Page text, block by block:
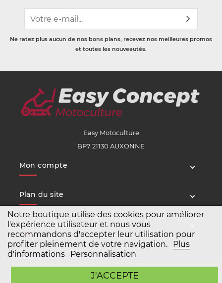
Notre boutique utilise des cookies pour améliorer
l'expérience utilisateur et nous vous
recommandons d'accepter leur utilisation pour
profiter pleinement de votre navigation.
Plus
d'informations
Personnalisation
J'ACCEPTE
Ne ratez plus aucun de nos bons plans, recevez nos meilleures promos
et toutes les nouveautés.
Easy Motoculture
BP7 21130 AUXONNE
Mon compte
Plan du site
Service client
Copyright Easy Motoculture 2026